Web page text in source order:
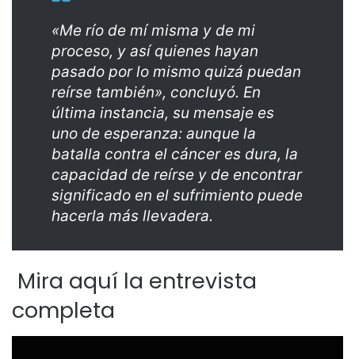
«Me río de mí misma y de mi
proceso, y así quienes hayan
pasado por lo mismo quizá puedan
reírse también», concluyó. En
última instancia, su mensaje es
uno de esperanza: aunque la
batalla contra el cáncer es dura, la
capacidad de reírse y de encontrar
significado en el sufrimiento puede
hacerla más llevadera.
Mira aquí la entrevista
completa